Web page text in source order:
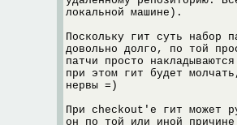
локальной машине).
Поскольку гит суть набор
довольно долго, по той
патчи просто
при этом гит будет
нервы =)
При checkout'e гит может
он по той или иной